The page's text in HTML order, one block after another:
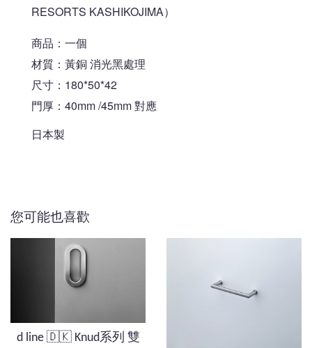
RESORTS KASHIKOJIMA）
商品：一個
材質：黃銅 消光黑處理
尺寸：180*50*42
門厚：40mm /45mm 對應
日本製
您可能也喜歡
d line 🇩🇰 Knud系列 雙